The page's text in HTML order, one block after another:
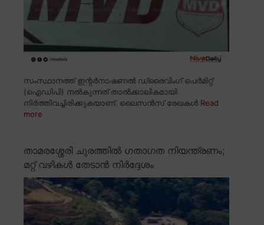
സംസ്ഥാനത്ത് ഇന്റർനാഷണൽ ഡ്രൈവിംഗ് പെർമിറ്റ്
(ഐഡിപി) നൽകുന്നത് താൽക്കാലികമായി
നിർത്തിവച്ചിരിക്കുകയാണ്. ലൈസൻസ് രേഖകൾ Read
more
താമരശ്ശേരി ചുരത്തിൽ ഗതാഗത നിയന്ത്രണം;
മറ്റ് വഴികൾ തേടാൻ നിർദ്ദേശം